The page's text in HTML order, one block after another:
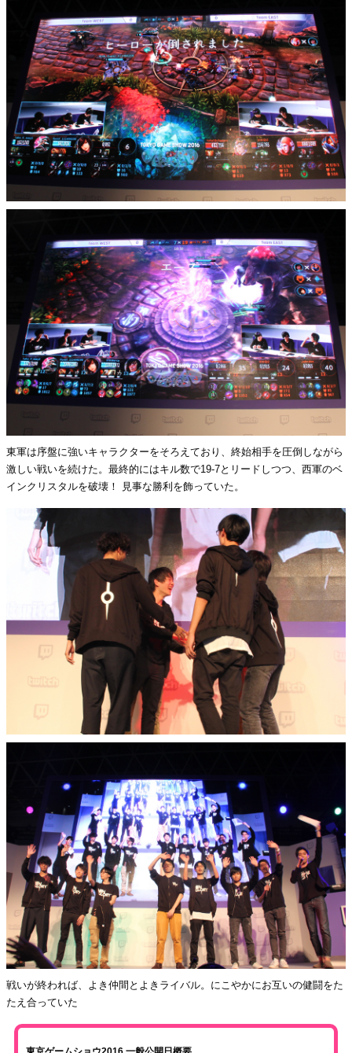
東軍は序盤に強いキャラクターをそろえており、終始相手を圧倒しながら
激しい戦いを続けた。最終的にはキル数で19-7とリードしつつ、西軍のベ
インクリスタルを破壊！ 見事な勝利を飾っていた。
戦いが終われば、よき仲間とよきライバル。にこやかにお互いの健闘をた
たえ合っていた